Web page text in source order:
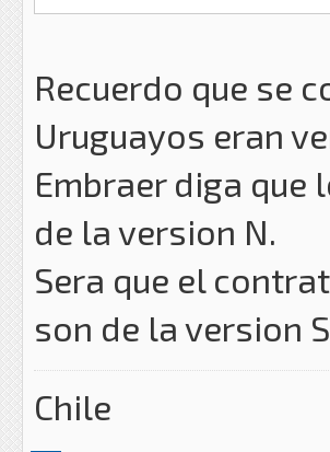
Recuerdo que se
Uruguayos eran
Embraer diga que
de la version N.
Sera que el
son de la version
Chile